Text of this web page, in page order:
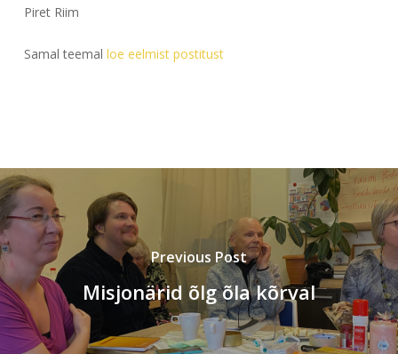
Piret Riim
Samal teemal loe eelmist postitust
Previous Post
Misjonärid õlg õla kõrval